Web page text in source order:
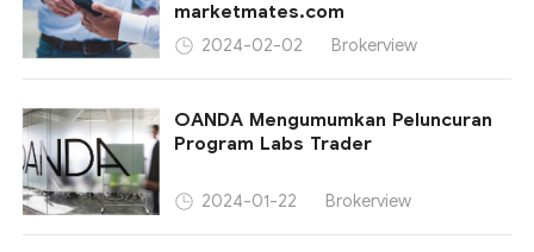
marketmates.com
2024-02-02 Brokerview
OANDA Mengumumkan Peluncuran
Program Labs Trader
2024-01-22 Brokerview